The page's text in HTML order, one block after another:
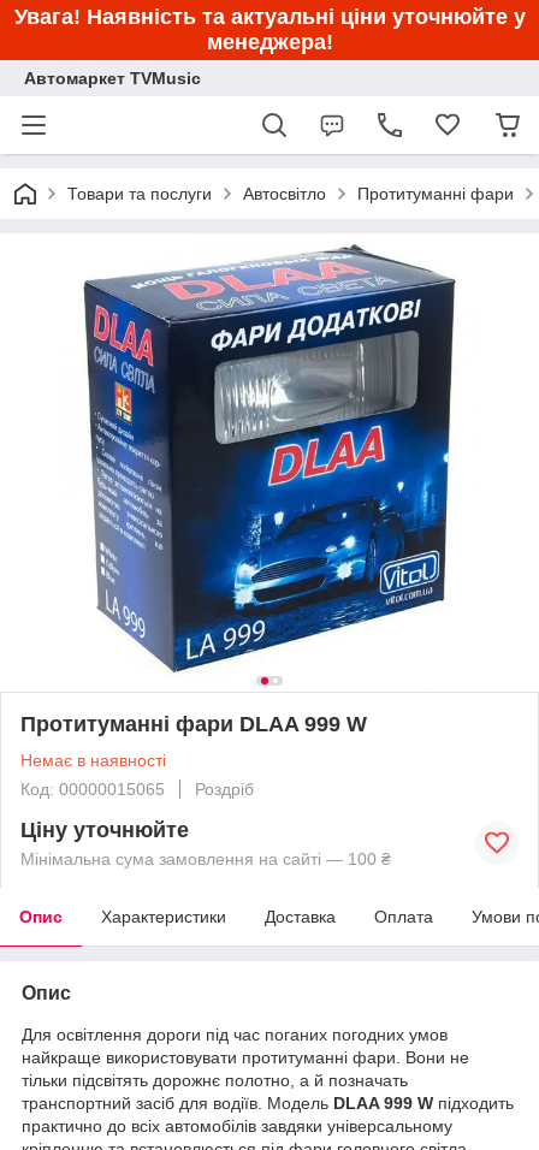
Увага! Наявність та актуальні ціни уточнюйте у
менеджера!
Автомаркет TVMusic
Товари та послуги Автосвітло Протитуманні фари
Протитуманні фари DLAA 999 W
Немає в наявності
Код: 00000015065
Роздріб
Ціну уточнюйте
Мінімальна сума замовлення на сайті — 100 ₴
Опис Характеристики Доставка Оплата Умови
Опис
Для освітлення дороги під час поганих погодних умов
найкраще використовувати протитуманні фари. Вони не
тільки підсвітять дорожнє полотно, а й позначать
транспортний засіб для водіїв. Модель DLAA 999 W підходить
практично до всіх автомобілів завдяки універсальному